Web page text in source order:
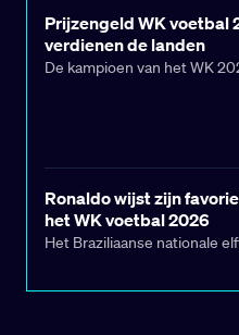
internationale concurrentie
anderedeelnemende landen
Argentinië, Engeland en
Prijzengeld WK voetbal
verdienen de landen
De kampioen van het WK
De aankondiging werd
Intercontinentaal
Qatar. Het bedrag werd deze
Ronaldo wijst zijn
het WK voetbal 2026
Het Braziliaanse nationale
één jaar voor het